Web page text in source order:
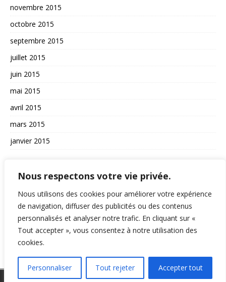
Nous respectons votre vie privée.
Nous utilisons des cookies pour améliorer votre expérience
de navigation, diffuser des publicités ou des contenus
personnalisés et analyser notre trafic. En cliquant sur «
Tout accepter », vous consentez à notre utilisation des
cookies.
Personnaliser Tout rejeter Accepter tout
novembre 2015
octobre 2015
septembre 2015
juillet 2015
juin 2015
mai 2015
avril 2015
mars 2015
janvier 2015
La vie du site
A propos et contact
Politique de confidentialité
RSS
Copyright © 2026 | Thème WordPress parMH Themes